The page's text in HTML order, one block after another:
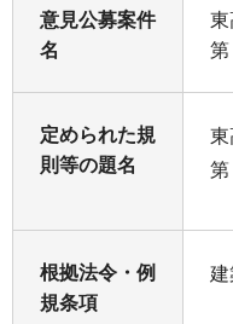
意見公募案件
名
東
第
定められた規
則等の題名
東
第
根拠法令・例
規条項
建